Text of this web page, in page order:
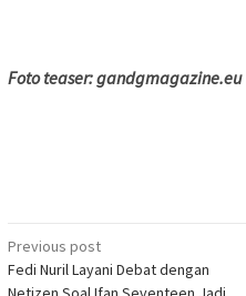
Foto teaser: gandgmagazine.eu
Post
navigation
Previous post
Fedi Nuril Layani Debat dengan